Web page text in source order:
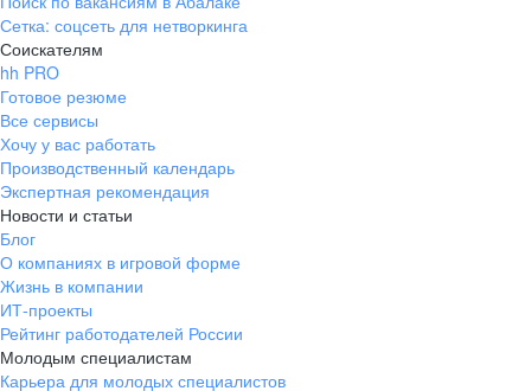
Сетка: соцсеть для нетворкинга
Соискателям
hh PRO
Готовое резюме
Все сервисы
Хочу у вас работать
Производственный календарь
Экспертная рекомендация
Новости и статьи
Блог
О компаниях в игровой форме
Жизнь в компании
ИТ-проекты
Рейтинг работодателей России
Молодым специалистам
Карьера для молодых специалистов